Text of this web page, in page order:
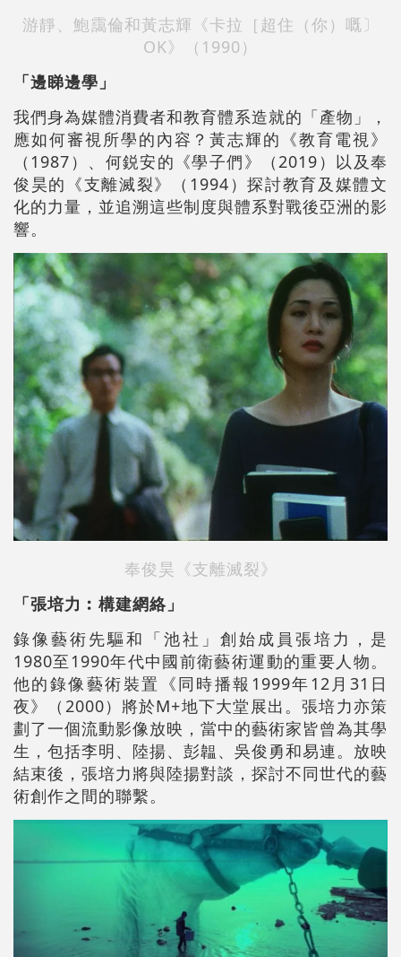
游靜、鮑靄倫和黃志輝《卡拉［超住（你）嘅〕
OK》（1990）
「邊睇邊學」
我們身為媒體消費者和教育體系造就的「產物」，
應如何審視所學的內容？黃志輝的《教育電視》
（1987）、何鋭安的《學子們》（2019）以及奉
俊昊的《支離滅裂》（1994）探討教育及媒體文
化的力量，並追溯這些制度與體系對戰後亞洲的影
響。
奉俊昊《支離滅裂》
「張培力︰構建網絡」
錄像藝術先驅和「池社」創始成員張培力，是
1980至1990年代中國前衛藝術運動的重要人物。
他的錄像藝術裝置《同時播報1999年12月31日
夜》（2000）將於M+地下大堂展出。張培力亦策
劃了一個流動影像放映，當中的藝術家皆曾為其學
生，包括李明、陸揚、彭韞、吳俊勇和易連。放映
結束後，張培力將與陸揚對談，探討不同世代的藝
術創作之間的聯繫。